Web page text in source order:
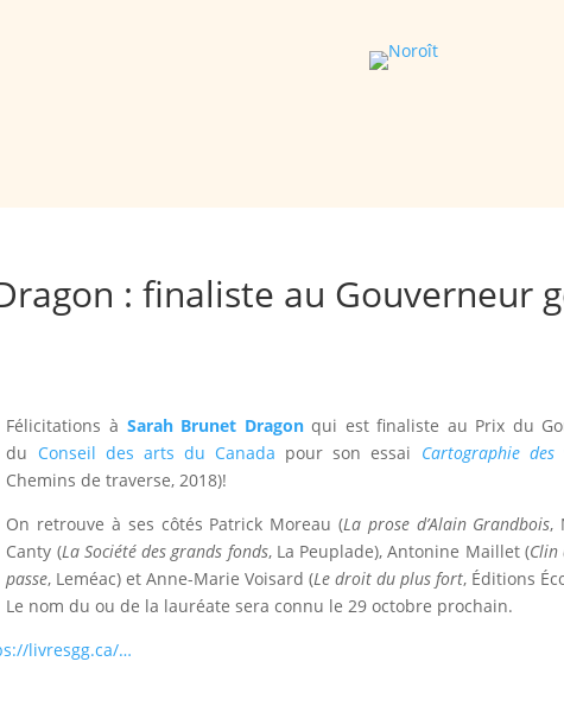
: finaliste au Gouverneur
Félicitations à Sarah Brunet Dragonqui est finaliste au Prix du
du Conseil des arts du Canada pour son essai Cartographie des
Chemins de traverse, 2018)!
On retrouve à ses côtés Patrick Moreau (La prose d’Alain Grandbois,
Canty (La Société des grands fonds, La Peuplade), Antonine Maillet (Clin
passe, Leméac) et Anne-Marie Voisard (Le droit du plus fort, Éditions
Le nom du ou de la lauréate sera connu le 29 octobre prochain.
livresgg.ca/…